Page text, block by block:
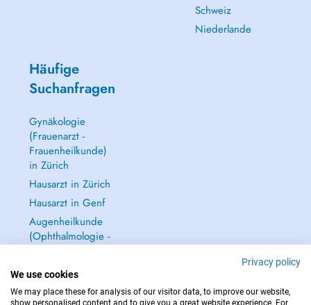
Schweiz
Niederlande
Häufige
Suchanfragen
Gynäkologie
(Frauenarzt -
Frauenheilkunde)
in Zürich
Hausarzt in Zürich
Hausarzt in Genf
Augenheilkunde
(Ophthalmologie -
Privacy policy
We use cookies
We may place these for analysis of our visitor data, to improve our website,
show personalised content and to give you a great website experience. For